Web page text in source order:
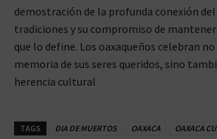
demostración de la profunda conexión del
tradiciones y su compromiso de
que lo define. Los oaxaqueños celebran
memoria de sus seres queridos, sino
herencia cultural
TAGS DIA DE MUERTOS OAXACA
OAXACA